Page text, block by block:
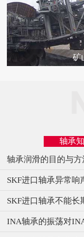
矿
轴承
轴承润滑的目的与方